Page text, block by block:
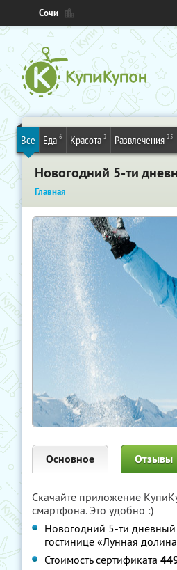
Сочи
Все Еда 6 Красота 2 Развлечения 25
Новогодний 5-ти
Главная
Основное Отзывы
Скачайте приложение
смартфона. Это удобно :)
Новогодний 5-ти дневный
гостинице «Лунная
Стоимость сертификата